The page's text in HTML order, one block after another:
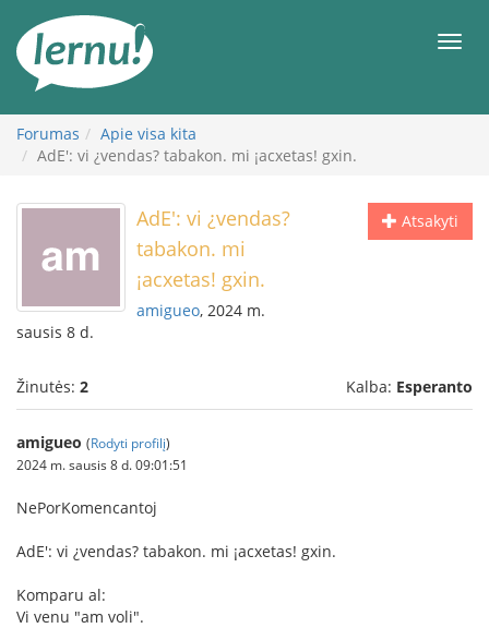
turinį
Forumas
Apie visa kita
AdE': vi ¿vendas? tabakon. mi ¡acxetas! gxin.
Atsakyti
AdE': vi ¿vendas?
tabakon. mi
¡acxetas! gxin.
amigueo, 2024 m.
sausis 8 d.
Žinutės: 2 Kalba: Esperanto
amigueo (Rodyti profilį)
2024 m. sausis 8 d. 09:01:51
NePorKomencantoj
AdE': vi ¿vendas? tabakon. mi ¡acxetas! gxin.
Komparu al:
Vi venu "am voli".